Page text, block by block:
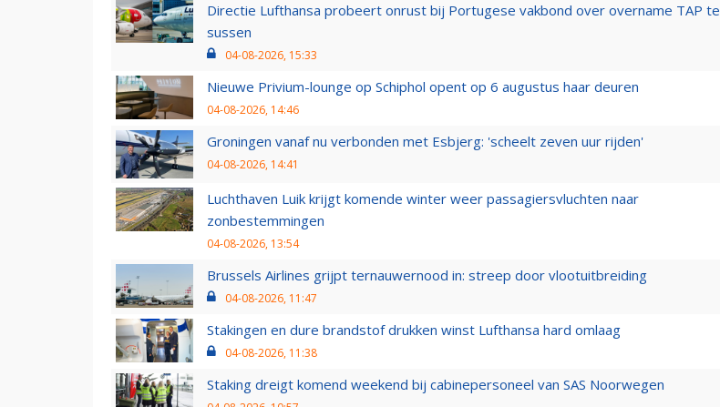
Directie Lufthansa probeert onrust bij Portugese vakbond over overname TAP te
sussen
04-08-2026, 15:33
Nieuwe Privium-lounge op Schiphol opent op 6 augustus haar deuren
04-08-2026, 14:46
Groningen vanaf nu verbonden met Esbjerg: 'scheelt zeven uur rijden'
04-08-2026, 14:41
Luchthaven Luik krijgt komende winter weer passagiersvluchten naar
zonbestemmingen
04-08-2026, 13:54
Brussels Airlines grijpt ternauwernood in: streep door vlootuitbreiding
04-08-2026, 11:47
Stakingen en dure brandstof drukken winst Lufthansa hard omlaag
04-08-2026, 11:38
Staking dreigt komend weekend bij cabinepersoneel van SAS Noorwegen